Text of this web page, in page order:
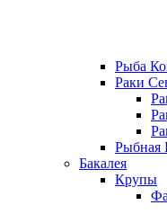
Рыба
Раки
Рыбная
Бакалея
Крупы